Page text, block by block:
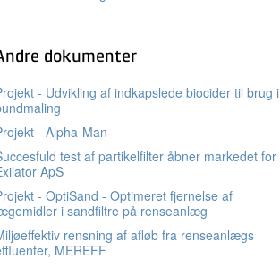
dokumenter
- Udvikling af indkapslede biocider til brug i
- Alpha-Man
test af partikelfilter åbner markedet for
ApS
- OptiSand - Optimeret fjernelse af
i sandfiltre på renseanlæg
rensning af afløb fra renseanlægs
MEREFF